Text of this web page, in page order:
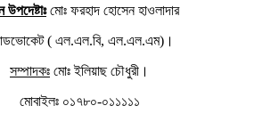
মোঃ ফরহাদ হোসেন হাওলাদার
( এল.এল.বি, এল.এল.এম)।
সম্পাদকঃ মোঃ ইলিয়াছ চৌধুরী।
মোবাইলঃ ০১৭৮০-০১১১১১